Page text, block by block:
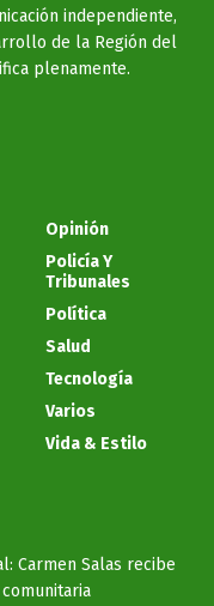
independiente,
de la Región del
plenamente.
Opinión
Policía Y
Tribunales
Política
Salud
Tecnología
Varios
Vida & Estilo
Carmen Salas recibe